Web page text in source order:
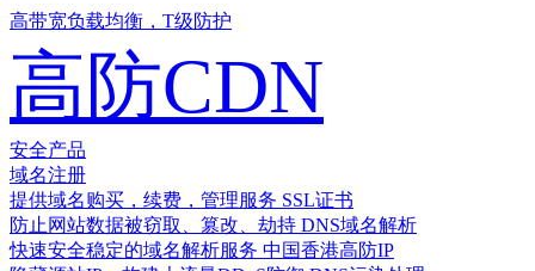
高带宽负载均衡，T级防护
高防CDN
安全产品
域名注册
提供域名购买，续费，管理服务 SSL证书
防止网站数据被窃取、篡改、劫持 DNS域名解析
快速安全稳定的域名解析服务 中国香港高防IP